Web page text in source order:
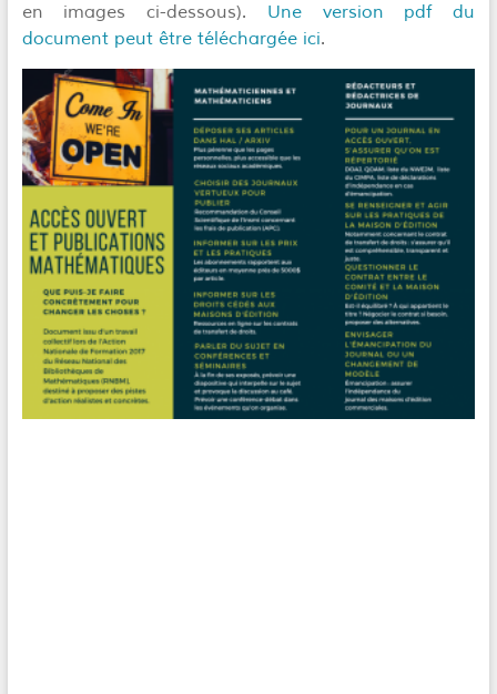
en images ci-dessous). Une version pdf du
document peut être téléchargée ici.